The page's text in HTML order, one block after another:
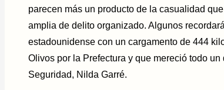
parecen más un producto de la casualidad
amplia de delito organizado. Algunos
estadounidense con un cargamento de 444
Olivos por la Prefectura y que mereció todo
Seguridad, Nilda Garré.